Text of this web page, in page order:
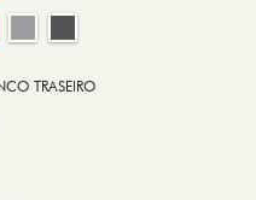
TRASEIRO